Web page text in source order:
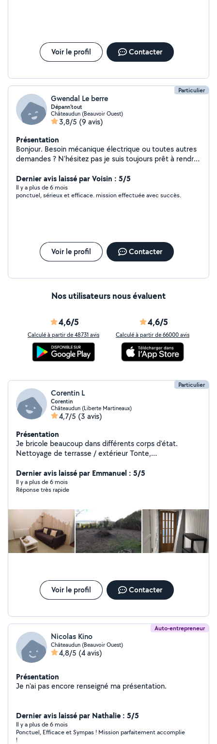
Voir le profil Contacter
Particulier
Gwendal Le berre
Dépann'tout
Châteaudun (Beauvoir Ouest)
3,8/5 (9 avis)
Présentation
Bonjour. Besoin mécanique électrique ou toutes autres
demandes ? N'hésitez pas je suis toujours prêt à rendre
le même monde. Bonne journée espérant vous être
utile
Dernier avis laissé par Voisin : 5/5
Il y a plus de 6 mois
ponctuel, sérieux et efficace. mission effectuée avec succès.
Voir le profil Contacter
Nos utilisateurs nous évaluent
4,6/5
Calculé à partir de 48731 avis
4,6/5
Calculé à partir de 66000 avis
Particulier
Corentin L
Corentin
Châteaudun (Liberte Martineaux)
4,7/5 (3 avis)
Présentation
Je bricole beaucoup dans différents corps d'état.
Nettoyage de terrasse / extérieur Tonte,
meubles Montage de cuisine Pose de sol Bricolage
divers J'ai le matériel nécessaire.
Dernier avis laissé par Emmanuel : 5/5
Il y a plus de 6 mois
Réponse très rapide
Voir le profil Contacter
Auto-entrepreneur
Nicolas Kino
Châteaudun (Beauvoir Ouest)
4,8/5 (4 avis)
Présentation
Je n'ai pas encore renseigné ma présentation.
Dernier avis laissé par Nathalie : 5/5
Il y a plus de 6 mois
Ponctuel, Efficace et Sympas ! Mission parfaitement accomplie
!